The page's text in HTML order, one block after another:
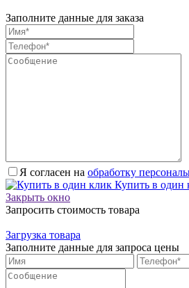
Заполните данные для заказа
Я согласен на обработку
Купить в один
Закрыть окно
Запросить стоимость товара
Загрузка товара
Заполните данные для запроса цены